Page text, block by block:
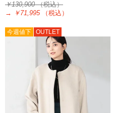
￥130,900（税込）
→
￥71,995 （税込）
今週値下 OUTLET